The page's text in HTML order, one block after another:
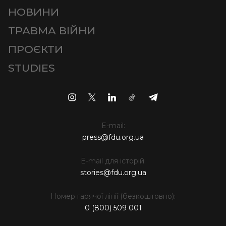
НОВИНИ
ТРАВМА ВІЙНИ
ПРОЄКТИ
STUDIES
E-mail:
press@fdu.org.ua
E-mail для історій:
stories@fdu.org.ua
Номер гарячої лінії (безкоштовно):
0 (800) 509 001